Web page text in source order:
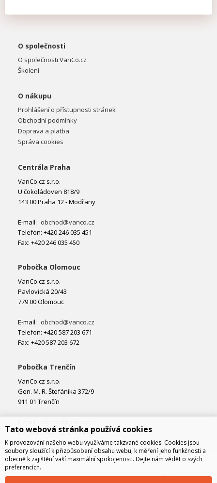
O společnosti
O společnosti VanCo.cz
Školení
O nákupu
Prohlášení o přístupnosti stránek
Obchodní podmínky
Doprava a platba
Správa cookies
Centrála Praha
VanCo.cz s.r.o.
U čokoládoven 818/9
143 00 Praha 12 - Modřany
E-mail: obchod@vanco.cz
Telefon: +420 246 035 451
Fax: +420 246 035 450
Pobočka Olomouc
VanCo.cz s.r.o.
Pavlovická 20/43
779 00 Olomouc
E-mail: obchod@vanco.cz
Telefon: +420 587 203 671
Fax: +420 587 203 672
Pobočka Trenčín
VanCo.cz s.r.o.
Gen. M. R. Štefánika 372/9
911 01 Trenčín
Telefon: +421 32 877 74 02
Tato webová stránka používá cookies
K provozování našeho webu využíváme takzvané cookies. Cookies jsou
soubory sloužící k přizpůsobení obsahu webu, k měření jeho funkčnosti a
obecně k zajištění vaší maximální spokojenosti. Dejte nám vědět o svých
preferencích.